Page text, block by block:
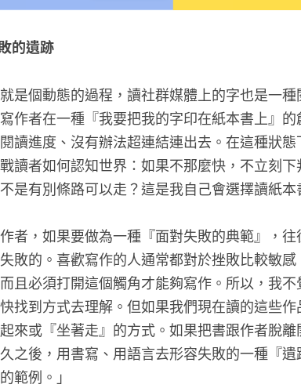
的遺跡
是個動態的過程，讀社群媒體上的字也是一
作者在一種『我要把我的字印在紙本書上』
讀進度、沒有辦法超連結連出去。在這種狀
讀者如何認知世界：如果不那麼快，不立刻
是有別條路可以走？這是我自己會選擇讀紙本
者，如果要做為一種『面對失敗的典範』，
敗的。喜歡寫作的人通常都對於挫敗比較敏
且必須打開這個觸角才能夠寫作。所以，我
找到方式去理解。但如果我們現在讀的這些
來或『坐著走』的方式。如果把書跟作者脫
之後，用書寫、用語言去形容失敗的一種『
範例。」